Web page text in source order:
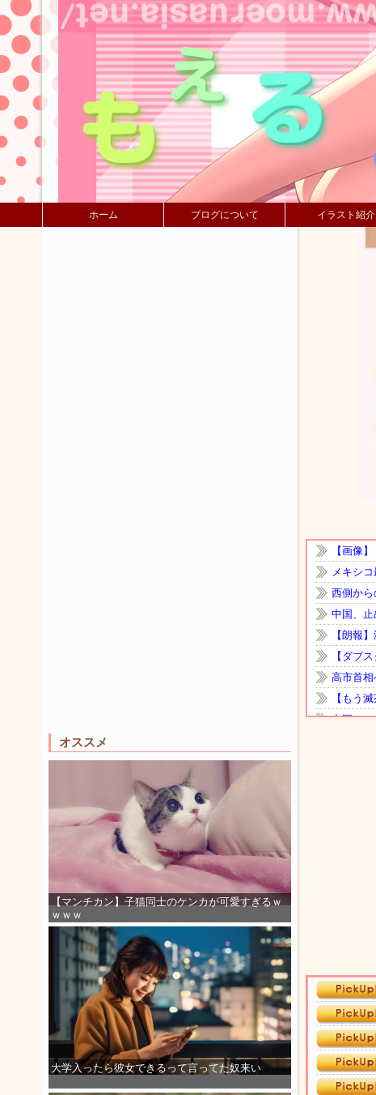
ホーム ブログについて イラスト紹介
オススメ
【マンチカン】子猫同士のケンカが可愛すぎるｗ
ｗｗｗ
大学入ったら彼女できるって言ってた奴来い